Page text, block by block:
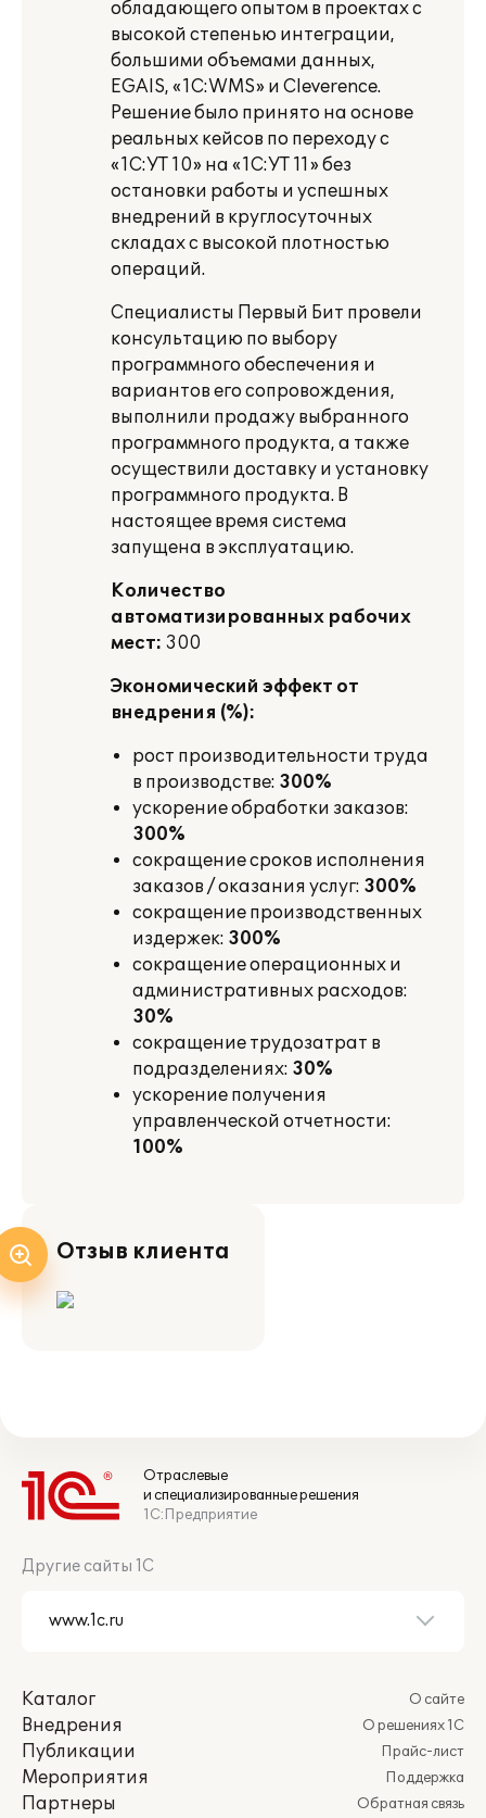
обладающего опытом в проектах с
высокой степенью интеграции,
большими объемами данных,
EGAIS, «1С:WMS» и Cleverence.
Решение было принято на основе
реальных кейсов по переходу с
«1С:УТ 10» на «1С:УТ 11» без
остановки работы и успешных
внедрений в круглосуточных
складах с высокой плотностью
операций.
Специалисты Первый Бит провели
консультацию по выбору
программного обеспечения и
вариантов его сопровождения,
выполнили продажу выбранного
программного продукта, а также
осуществили доставку и установку
программного продукта. В
настоящее время система
запущена в эксплуатацию.
Количество
автоматизированных рабочих
мест: 300
Экономический эффект от
внедрения (%):
рост производительности труда
в производстве: 300%
ускорение обработки заказов:
300%
сокращение сроков исполнения
заказов / оказания услуг: 300%
сокращение производственных
издержек: 300%
сокращение операционных и
административных расходов:
30%
сокращение трудозатрат в
подразделениях: 30%
ускорение получения
управленческой отчетности:
100%
Отзыв клиента
Отраслевые
и специализированные решения
1С:Предприятие
Другие сайты 1С
Каталог
Внедрения
Публикации
Мероприятия
Партнеры
О сайте
О решениях 1С
Прайс-лист
Поддержка
Обратная связь